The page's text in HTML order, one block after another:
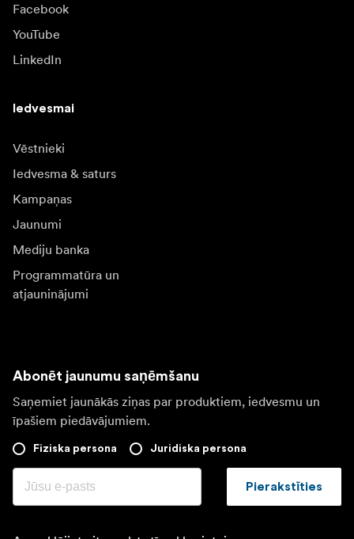
Facebook
YouTube
LinkedIn
Iedvesmai
Vēstnieki
Iedvesma & saturs
Kampaņas
Jaunumi
Mediju banka
Programmatūra un
atjauninājumi
Abonēt jaunumu saņēmšanu
Saņemiet jaunākās ziņas par produktiem, iedvesmu un
īpašiem piedāvājumiem.
Fiziska persona Juridiska persona
Pierakstīties